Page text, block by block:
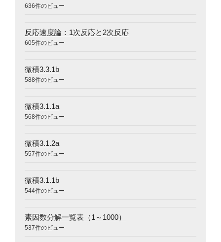
636件のビュー
反応速度論：1次反応と2次反応
605件のビュー
微積3.3.1b
588件のビュー
微積3.1.1a
568件のビュー
微積3.1.2a
557件のビュー
微積3.1.1b
544件のビュー
素因数分解一覧表（1～1000）
537件のビュー